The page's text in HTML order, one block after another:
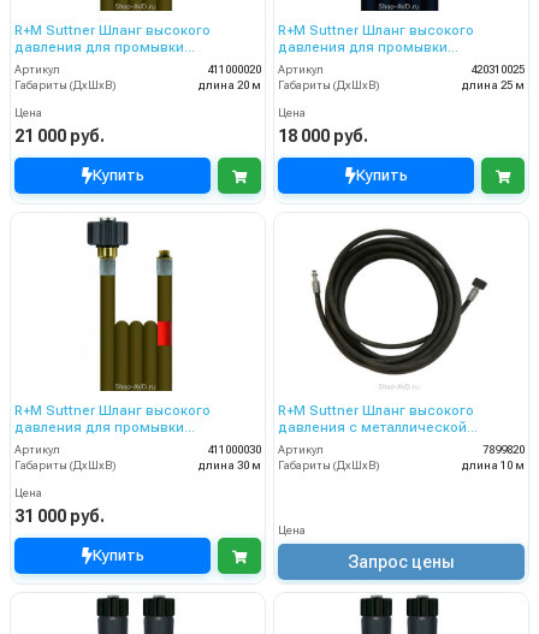
R+M Suttner Шланг высокого
давления для промывки
канализационных труб 20 м
Артикул
411000020
Габариты (ДхШхВ)
длина 20 м
Цена
21 000 руб.
Купить
R+M Suttner Шланг высокого
давления для промывки
канализационных труб 25 м
Артикул
420310025
Габариты (ДхШхВ)
длина 25 м
Цена
18 000 руб.
Купить
R+M Suttner Шланг высокого
давления для промывки
канализационных труб 30 м
Артикул
411000030
Габариты (ДхШхВ)
длина 30 м
Цена
31 000 руб.
Купить
R+M Suttner Шланг высокого
давления с металлической
оплеткой (10 м, НД 6)
Артикул
7899820
Габариты (ДхШхВ)
длина 10 м
Цена
Запрос цены